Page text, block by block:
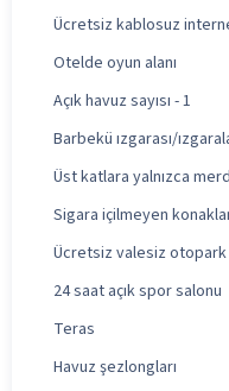
Ücretsiz kablosuz
Otelde oyun alanı
Açık havuz sayısı - 1
Barbekü ızgarası/
Üst katlara yalnızca
Sigara içilmeyen
Ücretsiz valesiz otopark
24 saat açık spor salonu
Teras
Havuz şezlongları